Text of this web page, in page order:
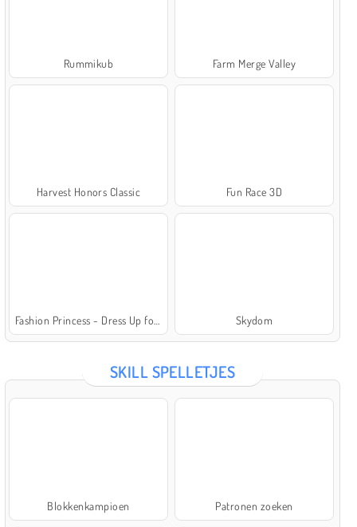
Rummikub Farm Merge Valley
Harvest Honors Classic Fun Race 3D
Fashion Princess - Dress Up for Girls Skydom
SKILL SPELLETJES
Blokkenkampioen Patronen zoeken